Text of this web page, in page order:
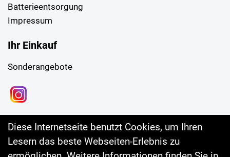
Batterieentsorgung
Impressum
Ihr Einkauf
Sonderangebote
Diese Internetseite benutzt Cookies, um Ihren
Lesern das beste Webseiten-Erlebnis zu